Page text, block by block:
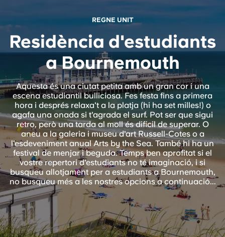
Compte Llengua
English (GB)
English (US)
Chinese
Español
Selecciona un país
Selecciona una ciutat
Selecciona una residència
Inicia la sessió
Reserva ara
Català
Italian French
Portuguese
REGNE UNIT
Residència d'estudiants
a Bournemouth
Aquesta és una ciutat petita amb un gran cor i una
escena estudiantil bulliciosa. Fes festa fins a primera
hora i després relaxa't a la platja (hi ha set milles!) o
agafa una onada si t'agrada el surf. Pot ser que sigui
retro, però una tarda al moll és difícil de superar. O
aneu a la galeria i museu d'art Russell-Cotes o a
l'esdeveniment anual Arts by the Sea. També hi ha un
festival de menjar i beguda. Temps ben aprofitat si el
vostre repertori d'estudiants no té imaginació, i si
busqueu allotjament per a estudiants a Bournemouth,
no busqueu més a les nostres opcions a continuació...